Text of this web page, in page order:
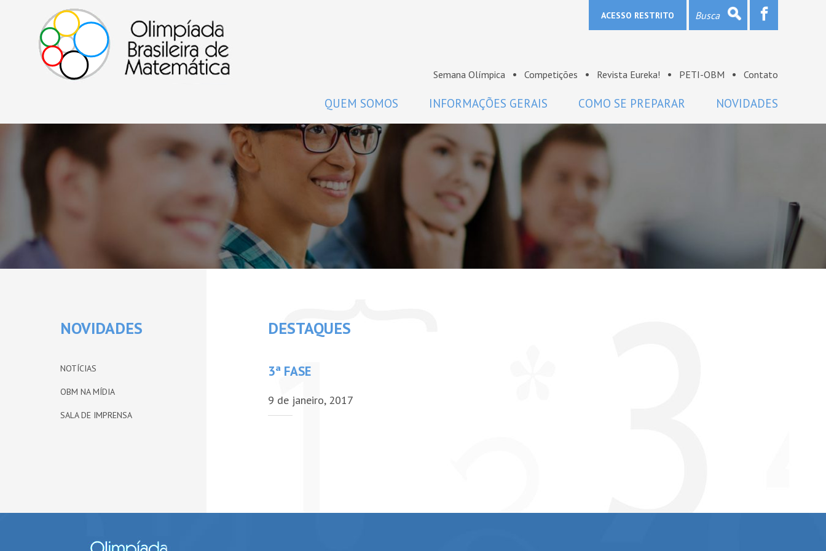
ACESSO RESTRITO
Semana Olímpica Competições Revista Eureka! PETI-OBM Contato
QUEM SOMOS
A OBM
Histórico
Premiados da OBM
Comissão Nacional de Olimpíadas
de Matemática da SBM
Coordenadores
Projeto Gráfico da OBM
INFORMAÇÕES GERAIS
Regulamento
Como participar
Perguntas frequentes
COMO SE PREPARAR NOVIDADES
NOVIDADES
NOTÍCIAS
OBM NA MÍDIA
SALA DE IMPRENSA
DESTAQUES
3ª FASE
9 de janeiro, 2017